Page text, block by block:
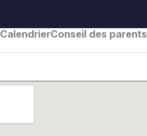
CalendrierConseil des parents